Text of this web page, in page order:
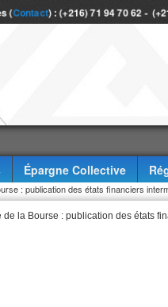
(Contact) : (+216) 71 94 70 62 -
Épargne Collective
: publication des états financiers
la Bourse : publication des états